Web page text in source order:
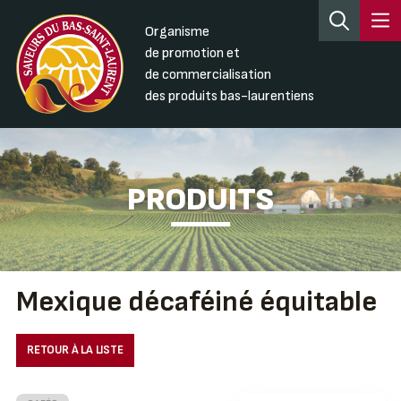
Organisme
de promotion et
de commercialisation
des produits bas-laurentiens
PRODUITS
Mexique décaféiné équitable
RETOUR À LA LISTE